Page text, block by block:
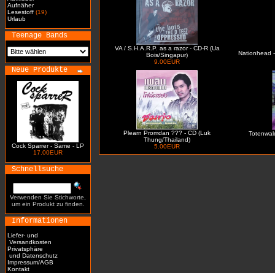
Aufnäher
Lesestoff (19)
Urlaub
Teenage Bands
Neue Produkte
Cock Sparrer - Same - LP
17.00EUR
Schnellsuche
Verwenden Sie Stichworte,
um ein Produkt zu finden.
Informationen
Liefer- und
Versandkosten
Privatsphäre
und Datenschutz
Impressum/AGB
Kontakt
VA / S.H.A.R.P. as a razor - CD-R (Ua
Bois/Singapur)
9.00EUR
Nationhead
Plearn Promdan ??? - CD (Luk
Thung/Thailand)
5.00EUR